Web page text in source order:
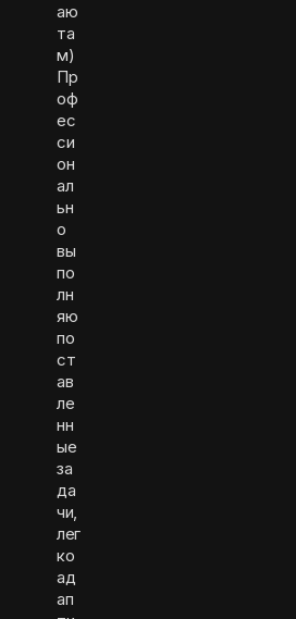
аю
та
м)
Пр
оф
ес
си
он
ал
ьн
о
вы
по
лн
яю
по
ст
ав
ле
нн
ые
за
да
чи,
лег
ко
ад
ап